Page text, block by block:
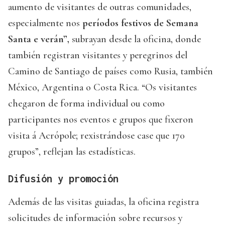
aumento de visitantes de outras comunidades,
especialmente nos períodos festivos de Semana
Santa e verán”, subrayan desde la oficina, donde
también registran visitantes y peregrinos del
Camino de Santiago de países como Rusia, también
México, Argentina o Costa Rica. “Os visitantes
chegaron de forma individual ou como
participantes nos eventos e grupos que fixeron
visita á Acrópole; rexistrándose case que 170
grupos”, reflejan las estadísticas.
Difusión y promoción
Además de las visitas guiadas, la oficina registra
solicitudes de información sobre recursos y